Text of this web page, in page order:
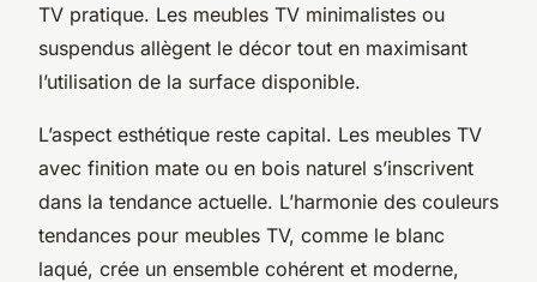
TV pratique. Les meubles TV minimalistes ou
suspendus allègent le décor tout en maximisant
l’utilisation de la surface disponible.
L’aspect esthétique reste capital. Les meubles TV
avec finition mate ou en bois naturel s’inscrivent
dans la tendance actuelle. L’harmonie des couleurs
tendances pour meubles TV, comme le blanc
laqué, crée un ensemble cohérent et moderne,